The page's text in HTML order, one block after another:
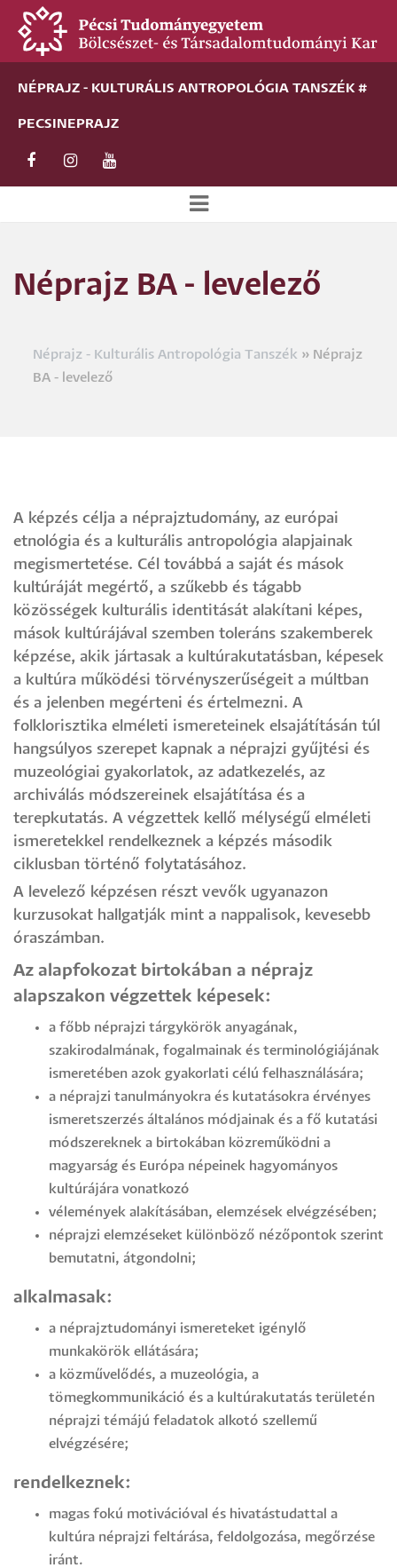
Ugrás
tartalomra
NÉPRAJZ - KULTURÁLIS ANTROPOLÓGIA TANSZÉK #
PECSINEPRAJZ
alportál
Néprajz BA - levelező
Morzsa
Néprajz - Kulturális Antropológia Tanszék
Néprajz
BA - levelező
A képzés célja a néprajztudomány, az európai
etnológia és a kulturális antropológia alapjainak
megismertetése. Cél továbbá a saját és mások
kultúráját megértő, a szűkebb és tágabb
közösségek kulturális identitását alakítani képes,
mások kultúrájával szemben toleráns szakemberek
képzése, akik jártasak a kultúrakutatásban, képesek
a kultúra működési törvényszerűségeit a múltban
és a jelenben megérteni és értelmezni. A
folklorisztika elméleti ismereteinek elsajátításán túl
hangsúlyos szerepet kapnak a néprajzi gyűjtési és
muzeológiai gyakorlatok, az adatkezelés, az
archiválás módszereinek elsajátítása és a
terepkutatás. A végzettek kellő mélységű elméleti
ismeretekkel rendelkeznek a képzés második
ciklusban történő folytatásához.
A levelező képzésen részt vevők ugyanazon
kurzusokat hallgatják mint a nappalisok, kevesebb
óraszámban.
Az alapfokozat birtokában a néprajz
alapszakon végzettek képesek:
a főbb néprajzi tárgykörök anyagának,
szakirodalmának, fogalmainak és terminológiájának
ismeretében azok gyakorlati célú felhasználására;
a néprajzi tanulmányokra és kutatásokra érvényes
ismeretszerzés általános módjainak és a fő kutatási
módszereknek a birtokában közreműködni a
magyarság és Európa népeinek hagyományos
kultúrájára vonatkozó
vélemények alakításában, elemzések elvégzésében;
néprajzi elemzéseket különböző nézőpontok szerint
bemutatni, átgondolni;
alkalmasak:
a néprajztudományi ismereteket igénylő
munkakörök ellátására;
a közművelődés, a muzeológia, a
tömegkommunikáció és a kultúrakutatás területén
néprajzi témájú feladatok alkotó szellemű
elvégzésére;
rendelkeznek:
magas fokú motivációval és hivatástudattal a
kultúra néprajzi feltárása, feldolgozása, megőrzése
iránt.